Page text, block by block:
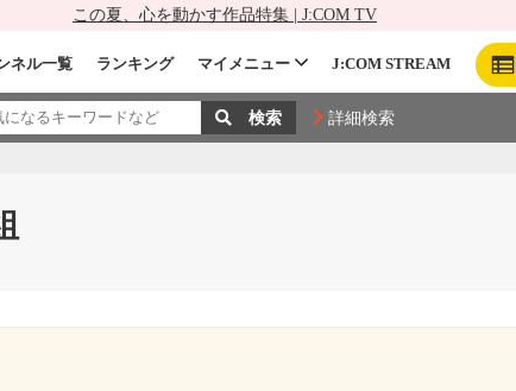
この夏、心を動かす作品特集 | J:COM TV
ネル一覧 ランキング マイメニュー J:COM STREAM
詳細検索